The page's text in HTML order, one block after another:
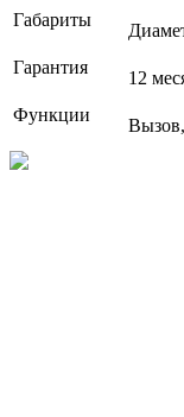
Габариты
Гарантия
12
Функции